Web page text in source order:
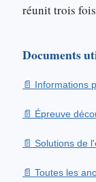
réunit trois
Documents
Informations
Épreuve
Solutions de
Toutes les